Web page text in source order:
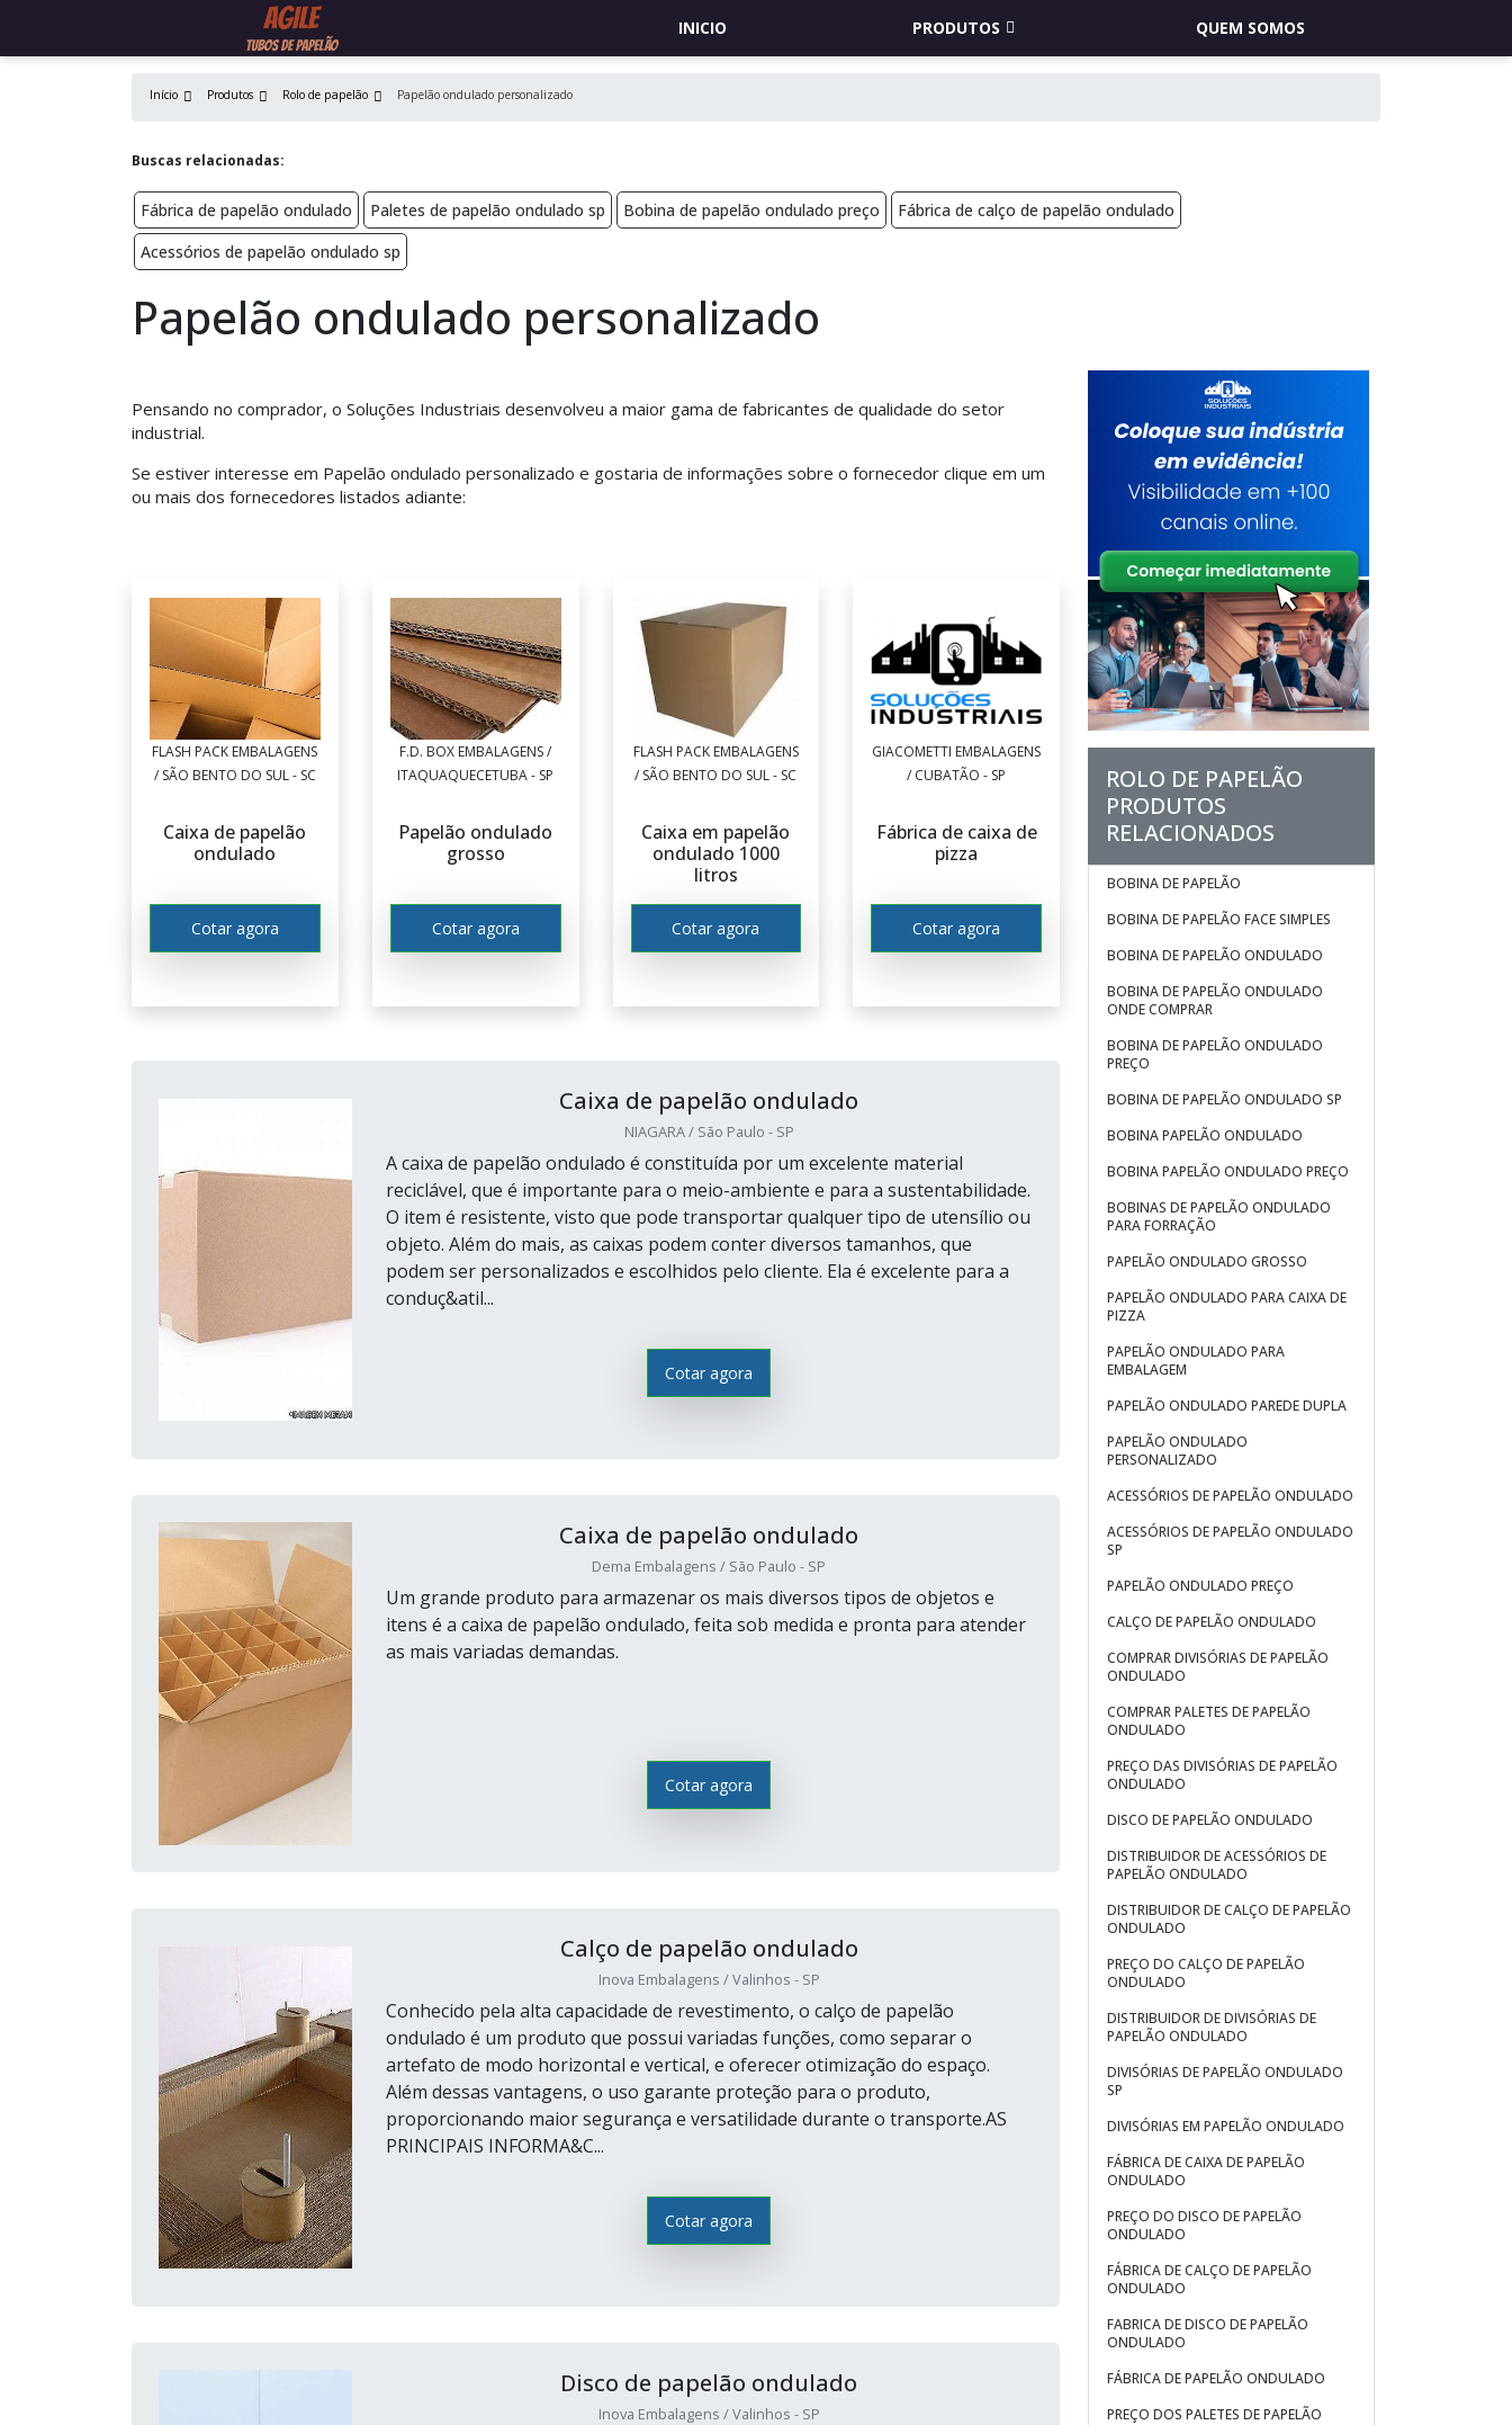
INICIO PRODUTOS QUEM SOMOS
Início Produtos Rolo de papelão Papelão ondulado personalizado
Buscas relacionadas:
Fábrica de papelão ondulado Paletes de papelão ondulado sp Bobina de papelão ondulado preço
Fábrica de calço de papelão ondulado
Acessórios de papelão ondulado sp
Papelão ondulado personalizado
Pensando no comprador, o Soluções Industriais desenvolveu a maior gama de fabricantes de qualidade do setor
industrial.
Se estiver interesse em Papelão ondulado personalizado e gostaria de informações sobre o fornecedor clique em um
ou mais dos fornecedores listados adiante:
FLASH PACK EMBALAGENS
/ SÃO BENTO DO SUL - SC
Caixa de papelão
ondulado
Cotar agora
F.D. BOX EMBALAGENS /
ITAQUAQUECETUBA - SP
Papelão ondulado
grosso
Cotar agora
FLASH PACK EMBALAGENS
/ SÃO BENTO DO SUL - SC
Caixa em papelão
ondulado 1000
litros
Cotar agora
GIACOMETTI EMBALAGENS
/ CUBATÃO - SP
Fábrica de caixa de
pizza
Cotar agora
Caixa de papelão ondulado
NIAGARA / São Paulo - SP
A caixa de papelão ondulado é constituída por um excelente material
reciclável, que é importante para o meio-ambiente e para a sustentabilidade.
O item é resistente, visto que pode transportar qualquer tipo de utensílio ou
objeto. Além do mais, as caixas podem conter diversos tamanhos, que
podem ser personalizados e escolhidos pelo cliente. Ela é excelente para a
conduç&atil...
Cotar agora
Caixa de papelão ondulado
Dema Embalagens / São Paulo - SP
Um grande produto para armazenar os mais diversos tipos de objetos e
itens é a caixa de papelão ondulado, feita sob medida e pronta para atender
as mais variadas demandas.
Cotar agora
Calço de papelão ondulado
Inova Embalagens / Valinhos - SP
Conhecido pela alta capacidade de revestimento, o calço de papelão
ondulado é um produto que possui variadas funções, como separar o
artefato de modo horizontal e vertical, e oferecer otimização do espaço.
Além dessas vantagens, o uso garante proteção para o produto,
proporcionando maior segurança e versatilidade durante o transporte.AS
PRINCIPAIS INFORMA&C...
Cotar agora
Disco de papelão ondulado
Inova Embalagens / Valinhos - SP
ROLO DE PAPELÃO
PRODUTOS
RELACIONADOS
BOBINA DE PAPELÃO
BOBINA DE PAPELÃO FACE SIMPLES
BOBINA DE PAPELÃO ONDULADO
BOBINA DE PAPELÃO ONDULADO
ONDE COMPRAR
BOBINA DE PAPELÃO ONDULADO
PREÇO
BOBINA DE PAPELÃO ONDULADO SP
BOBINA PAPELÃO ONDULADO
BOBINA PAPELÃO ONDULADO PREÇO
BOBINAS DE PAPELÃO ONDULADO
PARA FORRAÇÃO
PAPELÃO ONDULADO GROSSO
PAPELÃO ONDULADO PARA CAIXA DE
PIZZA
PAPELÃO ONDULADO PARA
EMBALAGEM
PAPELÃO ONDULADO PAREDE DUPLA
PAPELÃO ONDULADO
PERSONALIZADO
ACESSÓRIOS DE PAPELÃO ONDULADO
ACESSÓRIOS DE PAPELÃO ONDULADO
SP
PAPELÃO ONDULADO PREÇO
CALÇO DE PAPELÃO ONDULADO
COMPRAR DIVISÓRIAS DE PAPELÃO
ONDULADO
COMPRAR PALETES DE PAPELÃO
ONDULADO
PREÇO DAS DIVISÓRIAS DE PAPELÃO
ONDULADO
DISCO DE PAPELÃO ONDULADO
DISTRIBUIDOR DE ACESSÓRIOS DE
PAPELÃO ONDULADO
DISTRIBUIDOR DE CALÇO DE PAPELÃO
ONDULADO
PREÇO DO CALÇO DE PAPELÃO
ONDULADO
DISTRIBUIDOR DE DIVISÓRIAS DE
PAPELÃO ONDULADO
DIVISÓRIAS DE PAPELÃO ONDULADO
SP
DIVISÓRIAS EM PAPELÃO ONDULADO
FÁBRICA DE CAIXA DE PAPELÃO
ONDULADO
PREÇO DO DISCO DE PAPELÃO
ONDULADO
FÁBRICA DE CALÇO DE PAPELÃO
ONDULADO
FABRICA DE DISCO DE PAPELÃO
ONDULADO
FÁBRICA DE PAPELÃO ONDULADO
PREÇO DOS PALETES DE PAPELÃO